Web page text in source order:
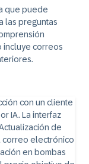
que puede
las preguntas
incluye correos